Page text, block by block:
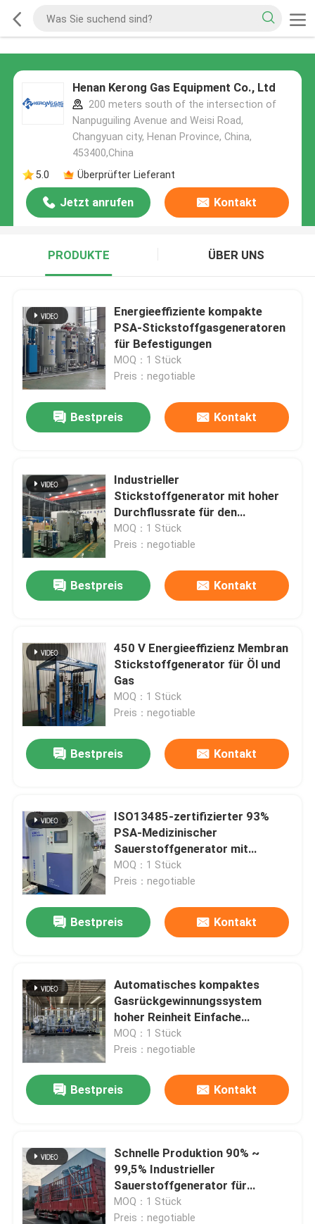
Henan Kerong Gas Equipment Co., Ltd
200 meters south of the intersection of
Nanpuguiling Avenue and Weisi Road,
Changyuan city, Henan Province, China,
453400,China
5.0
Überprüfter Lieferant
Jetzt anrufen Kontakt
PRODUKTE ÜBER UNS
Energieeffiziente kompakte
PSA-Stickstoffgasgeneratoren
für Befestigungen
MOQ：1 Stück
Preis：negotiable
Bestpreis Kontakt
Industrieller
Stickstoffgenerator mit hoher
Durchflussrate für den
Brennschutz
MOQ：1 Stück
Preis：negotiable
Bestpreis Kontakt
450 V Energieeffizienz Membran
Stickstoffgenerator für Öl und
Gas
MOQ：1 Stück
Preis：negotiable
Bestpreis Kontakt
ISO13485-zertifizierter 93%
PSA-Medizinischer
Sauerstoffgenerator mit
Füllstation
MOQ：1 Stück
Preis：negotiable
Bestpreis Kontakt
Automatisches kompaktes
Gasrückgewinnungssystem
hoher Reinheit Einfache
Installation
MOQ：1 Stück
Preis：negotiable
Bestpreis Kontakt
Schnelle Produktion 90% ~
99,5% Industrieller
Sauerstoffgenerator für
Füllflaschen
MOQ：1 Stück
Preis：negotiable